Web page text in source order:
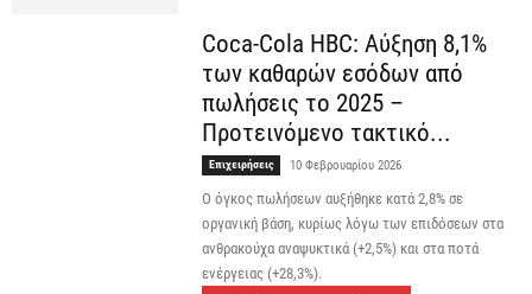
Coca-Cola HBC: Αύξηση 8,1%
των καθαρών εσόδων από
πωλήσεις το 2025 –
Προτεινόμενο τακτικό...
Επιχειρήσεις 10 Φεβρουαρίου 2026
Ο όγκος πωλήσεων αυξήθηκε κατά 2,8% σε
οργανική βάση, κυρίως λόγω των επιδόσεων στα
ανθρακούχα αναψυκτικά (+2,5%) και στα ποτά
ενέργειας (+28,3%).